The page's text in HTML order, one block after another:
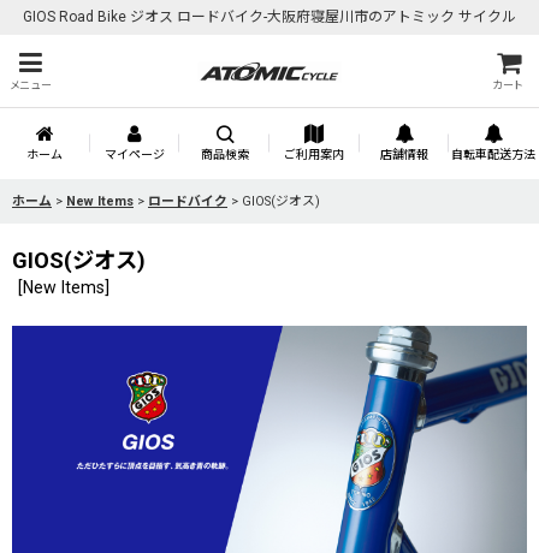
GIOS Road Bike ジオス ロードバイク-大阪府寝屋川市のアトミック サイクル
メニュー カート
ホーム マイページ 商品検索 ご利用案内 店舗情報 自転車配送方法
ホーム > New Items > ロードバイク > GIOS(ジオス)
GIOS(ジオス)
[New Items]